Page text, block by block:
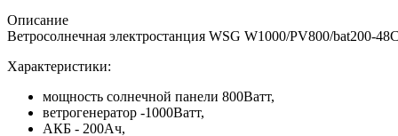
Описание
Ветросолнечная электростанция WSG W1000/PV800/bat200-
Характеристики:
мощность солнечной панели 800Ватт,
ветрогенератор -1000Ватт,
АКБ - 200Ач,